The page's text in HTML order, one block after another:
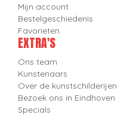
Mijn account
Bestelgeschiedenis
Favorieten
EXTRA'S
Ons team
Kunstenaars
Over de kunstschilderijen
Bezoek ons in Eindhoven
Specials